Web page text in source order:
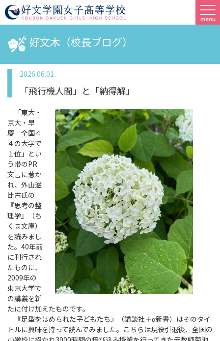
好文木（校長ブログ）
2026.06.01
「飛行機人間」と「納得解」
「東大・
京大・早
慶 全国４
４の大学で
１位」とい
う帯のPR
文言に惹か
れ、外山滋
比古氏の
『思考の整
理学』（ち
くま文庫）
を読みまし
た。40年前
に刊行され
たものに、
2009年の
東京大学で
の講義を新
たに付け加えたものです。
『足型をはめられた子どもたち』（講談社＋α新書）はそのタイ
トルに興味を持って読んでみました。こちらは現役引退後、全国の